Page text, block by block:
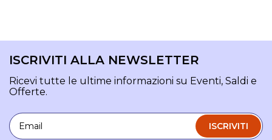
ISCRIVITI ALLA NEWSLETTER
Ricevi tutte le ultime informazioni su Eventi, Saldi e
Offerte.
Email
ISCRIVITI